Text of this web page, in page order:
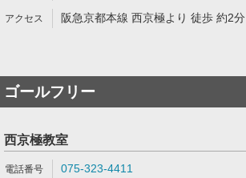
阪急京都本線 西京極より 徒歩 約2分
ゴールフリー
西京極教室
075-323-4411